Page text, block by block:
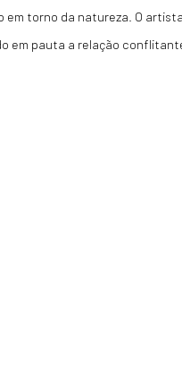
em torno da natureza. O
em pauta a relação